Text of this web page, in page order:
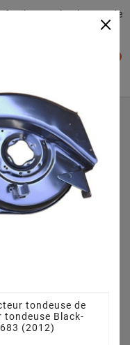
facilement le plateau de
coupe
pour Black-Line BL
(2012)
×
tondeuse de
tondeuse Black-
(2012)